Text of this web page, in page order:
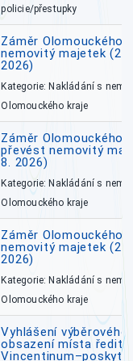
policie/přestupky
Záměr Olomouckého
nemovitý majetek
2026)
Kategorie: Nakládání s
Olomouckého kraje
Záměr Olomouckého
převést nemovitý
8. 2026)
Kategorie: Nakládání s
Olomouckého kraje
Záměr Olomouckého
nemovitý majetek
2026)
Kategorie: Nakládání s
Olomouckého kraje
Vyhlášení výběrového
obsazení místa